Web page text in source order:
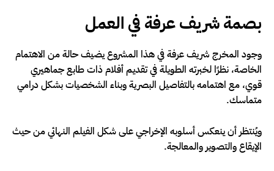
بصمة شريف عرفة في العمل
وجود المخرج شريف عرفة في هذا المشروع يضيف حالة من الاهتمام
الخاصة، نظرًا لخبرته الطويلة في تقديم أفلام ذات طابع جماهيري
قوي، مع اهتمامه بالتفاصيل البصرية وبناء الشخصيات بشكل درامي
متماسك.
ويُنتظر أن ينعكس أسلوبه الإخراجي على شكل الفيلم النهائي من حيث
الإيقاع والتصوير والمعالجة.